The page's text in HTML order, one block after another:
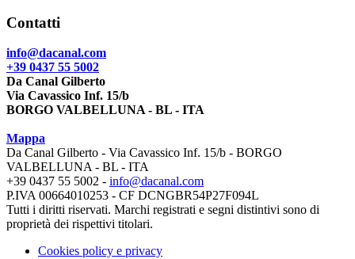
Contatti
info@dacanal.com
+39 0437 55 5002
Da Canal Gilberto
Via Cavassico Inf. 15/b
BORGO VALBELLUNA - BL - ITA
Mappa
Da Canal Gilberto - Via Cavassico Inf. 15/b - BORGO
VALBELLUNA - BL - ITA
+39 0437 55 5002 - info@dacanal.com
P.IVA 00664010253 - CF DCNGBR54P27F094L
Tutti i diritti riservati. Marchi registrati e segni distintivi sono di
proprietà dei rispettivi titolari.
Cookies policy e privacy